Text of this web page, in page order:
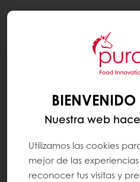
RECETAS
BIENVENIDO
Nuestra web
Utilizamos las cookies
mejor de las
reconocer tus visitas y